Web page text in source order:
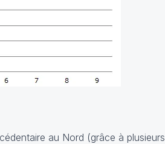
au Nord (grâce à plusieurs